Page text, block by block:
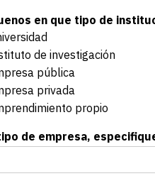
en que tipo de
de investigación
pública
privada
propio
de empresa,